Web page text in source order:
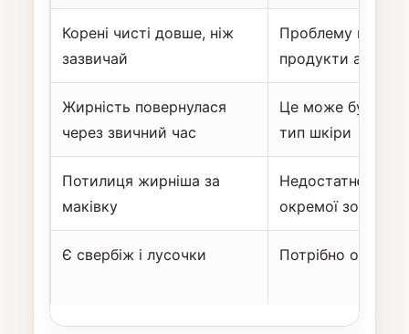
Корені чисті довше, ніж
зазвичай
Проблему
продукти або
Жирність повернулася
через звичний час
Це може бути
тип шкіри
Потилиця жирніша за
маківку
Недостатнє
окремої зони
Є свербіж і лусочки Потрібно